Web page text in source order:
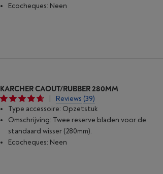
Ecocheques: Neen
KARCHER CAOUT/RUBBER 280MM
|
Reviews (39)
Type accessoire: Opzetstuk
Omschrijving: Twee reserve bladen voor de
standaard wisser (280mm).
Ecocheques: Neen